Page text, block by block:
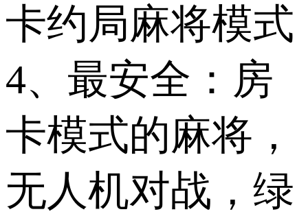
卡约局麻将模式
4、最安全：房
卡模式的麻将，
无人机对战，绿